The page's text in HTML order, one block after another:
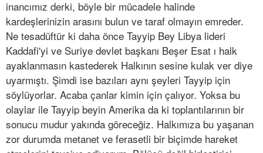
inancımız derki, böyle bir mücadele halinde
kardeşlerinizin arasını bulun ve taraf olmayın emreder.
Ne tesadüftür ki daha önce Tayyip Bey Libya lideri
Kaddafi'yi ve Suriye devlet başkanı Beşer Esat ı halk
ayaklanmasın kastederek Halkının sesine kulak ver diye
uyarmıştı. Şimdi ise bazıları aynı şeyleri Tayyip için
söylüyorlar. Acaba çanlar kimin için çalıyor. Yoksa bu
olaylar ile Tayyip beyin Amerika da ki toplantılarının bir
sonucu mudur yakında göreceğiz. Halkımıza bu yaşanan
zor durumda metanet ve ferasetli bir biçimde hareket